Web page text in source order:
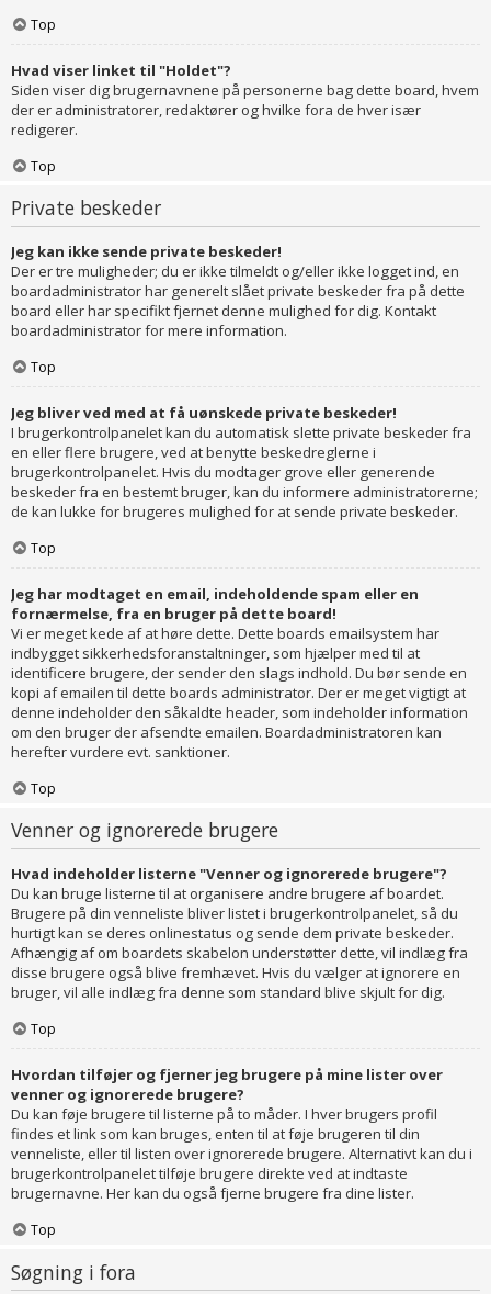
Top
Hvad viser linket til "Holdet"?
Siden viser dig brugernavnene på personerne bag dette board, hvem
der er administratorer, redaktører og hvilke fora de hver især
redigerer.
Top
Private beskeder
Jeg kan ikke sende private beskeder!
Der er tre muligheder; du er ikke tilmeldt og/eller ikke logget ind, en
boardadministrator har generelt slået private beskeder fra på dette
board eller har specifikt fjernet denne mulighed for dig. Kontakt
boardadministrator for mere information.
Top
Jeg bliver ved med at få uønskede private beskeder!
I brugerkontrolpanelet kan du automatisk slette private beskeder fra
en eller flere brugere, ved at benytte beskedreglerne i
brugerkontrolpanelet. Hvis du modtager grove eller generende
beskeder fra en bestemt bruger, kan du informere administratorerne;
de kan lukke for brugeres mulighed for at sende private beskeder.
Top
Jeg har modtaget en email, indeholdende spam eller en
fornærmelse, fra en bruger på dette board!
Vi er meget kede af at høre dette. Dette boards emailsystem har
indbygget sikkerhedsforanstaltninger, som hjælper med til at
identificere brugere, der sender den slags indhold. Du bør sende en
kopi af emailen til dette boards administrator. Der er meget vigtigt at
denne indeholder den såkaldte header, som indeholder information
om den bruger der afsendte emailen. Boardadministratoren kan
herefter vurdere evt. sanktioner.
Top
Venner og ignorerede brugere
Hvad indeholder listerne "Venner og ignorerede brugere"?
Du kan bruge listerne til at organisere andre brugere af boardet.
Brugere på din venneliste bliver listet i brugerkontrolpanelet, så du
hurtigt kan se deres onlinestatus og sende dem private beskeder.
Afhængig af om boardets skabelon understøtter dette, vil indlæg fra
disse brugere også blive fremhævet. Hvis du vælger at ignorere en
bruger, vil alle indlæg fra denne som standard blive skjult for dig.
Top
Hvordan tilføjer og fjerner jeg brugere på mine lister over
venner og ignorerede brugere?
Du kan føje brugere til listerne på to måder. I hver brugers profil
findes et link som kan bruges, enten til at føje brugeren til din
venneliste, eller til listen over ignorerede brugere. Alternativt kan du i
brugerkontrolpanelet tilføje brugere direkte ved at indtaste
brugernavne. Her kan du også fjerne brugere fra dine lister.
Top
Søgning i fora